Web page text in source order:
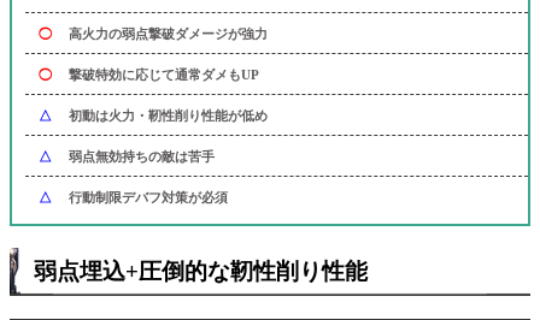
◯高火力の弱点撃破ダメージが強力
◯撃破特効に応じて通常ダメもUP
△ 初動は火力・靭性削り性能が低め
△ 弱点無効持ちの敵は苦手
△ 行動制限デバフ対策が必須
弱点埋込+圧倒的な靭性削り性能